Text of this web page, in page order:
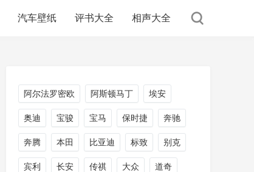
汽车壁纸 评书大全 相声大全
阿尔法罗密欧 阿斯顿马丁 埃安
奥迪 宝骏 宝马 保时捷 奔驰
奔腾 本田 比亚迪 标致 别克
宾利 长安 传祺 大众 道奇